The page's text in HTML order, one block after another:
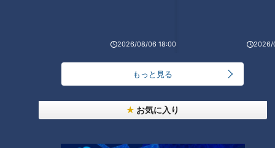
2026/08/06 18:00 2026/
もっと見る
お気に入り